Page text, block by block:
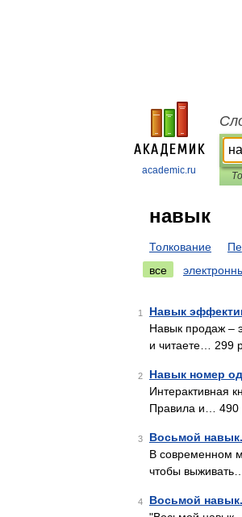
academic.ru
навык
Толкование
все
1 Навык
Навык продаж –
и читаете… 299
2 Навык номер
Интерактивная
Правила и… 490
3 Восьмой
В современном
чтобы
4 Восьмой